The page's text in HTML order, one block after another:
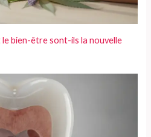
bien-être sont-ils la nouvelle